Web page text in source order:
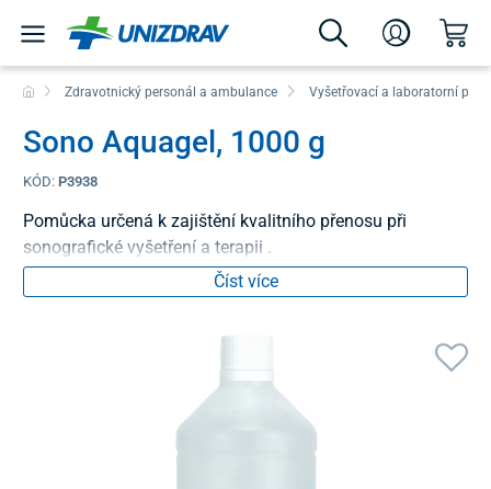
Zdravotnický personál a ambulance Vyšetřovací a laboratorní
Sono Aquagel, 1000 g
KÓD: P3938
Pomůcka určená k zajištění kvalitního přenosu při
sonografické vyšetření a terapii .
Číst více